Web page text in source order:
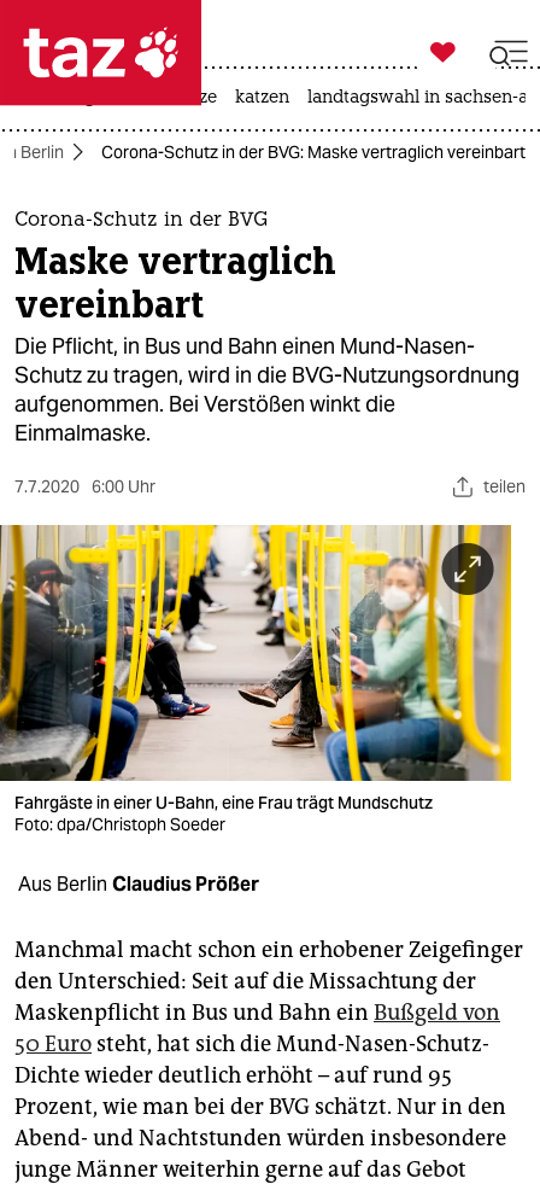
 taz zahl ich
taz zahl ich
themen
politik
öko
gesellschaft
kultur
sport
berlin
nord
wahrheit
verlag
verlag
veranstaltungen
fragen & hilfe
unterstützen
abo
genossenschaft
epaper login

taz zahl ich
hitze katzen landtagswahl in sachsen-
Berlin Corona-Schutz in der BVG: Maske vertraglich vereinbart
Corona-Schutz in der BVG
Maske vertraglich
vereinbart
Die Pflicht, in Bus und Bahn einen Mund-Nasen-
Schutz zu tragen, wird in die BVG-Nutzungsordnung
aufgenommen. Bei Verstößen winkt die
Einmalmaske.
7.7.2020 6:00 Uhr teilen
Fahrgäste in einer U-Bahn, eine Frau trägt Mundschutz
Foto: dpa/Christoph Soeder
Aus Berlin Claudius Prößer
Manchmal macht schon ein erhobener Zeigefinger
den Unterschied: Seit auf die Missachtung der
Maskenpflicht in Bus und Bahn ein Bußgeld von
50 Euro steht, hat sich die Mund-Nasen-Schutz-
Dichte wieder deutlich erhöht – auf rund 95
Prozent, wie man bei der BVG schätzt. Nur in den
Abend- und Nachtstunden würden insbesondere
junge Männer weiterhin gerne auf das Gebot